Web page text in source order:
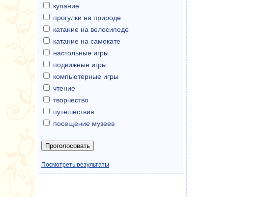
купание
прогулки на природе
катание на велосипеде
катание на самокате
настольные игры
подвижные игры
компьютерные игры
чтение
творчество
путешествия
посещение музеев
Посмотреть результаты